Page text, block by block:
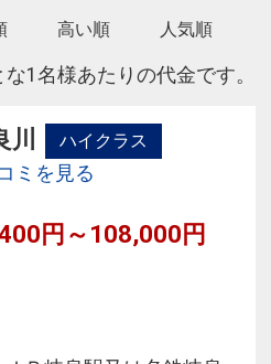
高い順 人気順
な1名様あたりの代金です。
ハイクラス
ミを見る
円～108,000円